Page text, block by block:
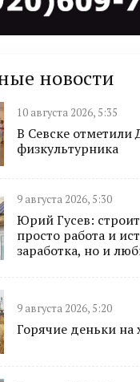
новости
10 августа 2026, 5:35
В Севске отметили
физкультурника
9 августа 2026, 5:30
Юрий Гусев:
просто работа и
заработка, но и
9 августа 2026, 5:20
Горячие деньки на